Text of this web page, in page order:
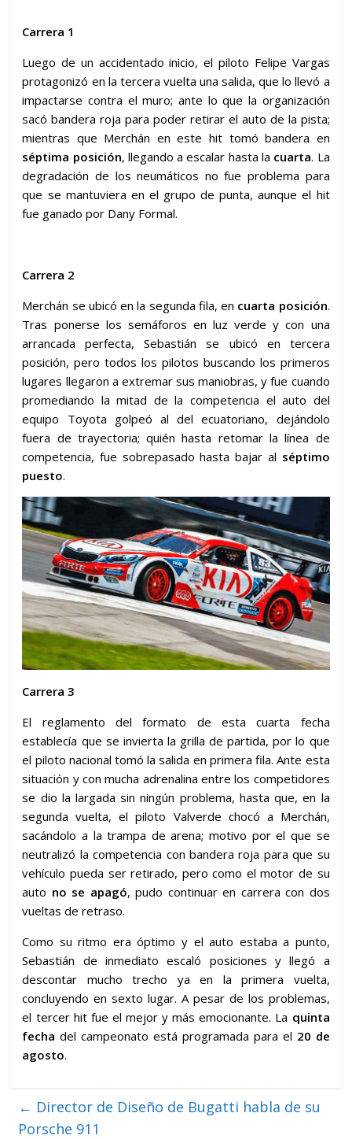
Carrera 1
Luego de un accidentado inicio, el piloto Felipe Vargas
protagonizó en la tercera vuelta una salida, que lo llevó a
impactarse contra el muro; ante lo que la organización
sacó bandera roja para poder retirar el auto de la pista;
mientras que Merchán en este hit tomó bandera en
séptima posición, llegando a escalar hasta la cuarta. La
degradación de los neumáticos no fue problema para
que se mantuviera en el grupo de punta, aunque el hit
fue ganado por Dany Formal.
Carrera 2
Merchán se ubicó en la segunda fila, en cuarta posición.
Tras ponerse los semáforos en luz verde y con una
arrancada perfecta, Sebastián se ubicó en tercera
posición, pero todos los pilotos buscando los primeros
lugares llegaron a extremar sus maniobras, y fue cuando
promediando la mitad de la competencia el auto del
equipo Toyota golpeó al del ecuatoriano, dejándolo
fuera de trayectoria; quién hasta retomar la línea de
competencia, fue sobrepasado hasta bajar al séptimo
puesto.
Carrera 3
El reglamento del formato de esta cuarta fecha
establecía que se invierta la grilla de partida, por lo que
el piloto nacional tomó la salida en primera fila. Ante esta
situación y con mucha adrenalina entre los competidores
se dio la largada sin ningún problema, hasta que, en la
segunda vuelta, el piloto Valverde chocó a Merchán,
sacándolo a la trampa de arena; motivo por el que se
neutralizó la competencia con bandera roja para que su
vehículo pueda ser retirado, pero como el motor de su
auto no se apagó, pudo continuar en carrera con dos
vueltas de retraso.
Como su ritmo era óptimo y el auto estaba a punto,
Sebastián de inmediato escaló posiciones y llegó a
descontar mucho trecho ya en la primera vuelta,
concluyendo en sexto lugar. A pesar de los problemas,
el tercer hit fue el mejor y más emocionante. La quinta
fecha del campeonato está programada para el 20 de
agosto.
← Director de Diseño de Bugatti habla de su
Porsche 911